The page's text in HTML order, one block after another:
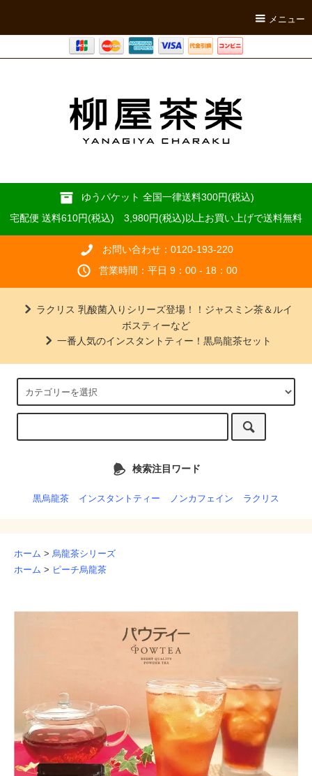
メニュー
ゆうパケット 全国一律送料300円(税込)
宅配便 送料610円(税込) 3,980円(税込)以上お買い上げで送料無料
お問い合わせ：0120-193-220
営業時間：平日 9：00 - 18：00
ラクリス 乳酸菌入りシリーズ登場！！ジャスミン茶＆ルイ
ボスティーなど
一番人気のインスタントティー！黒烏龍茶セット
検索注目ワード
黒烏龍茶 インスタントティー ノンカフェイン ラクリス
ホーム > 烏龍茶シリーズ
ホーム > ピーチ烏龍茶